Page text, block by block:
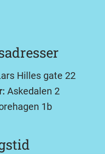
Hilles gate 22
Askedalen 2
1b